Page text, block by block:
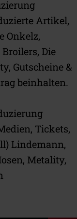
Artikel,
Onkelz,
Die
Gutscheine &
beinhalten.
Tickets,
Lindemann,
Metality,